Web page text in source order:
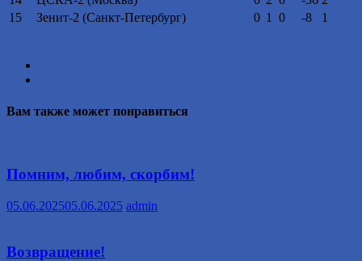
15
Зенит-2 (Санкт-Петербург) 0 1 0 -8 1
Вам также может понравиться
Помним, любим, скорбим!
05.06.202505.06.2025 admin
Возвращение!